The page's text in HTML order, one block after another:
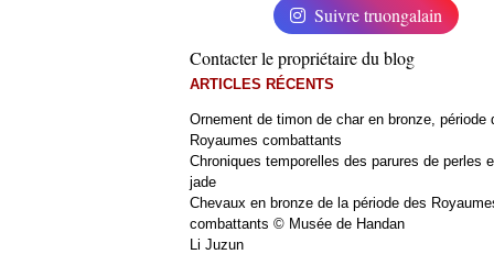
Suivre truongalain
Contacter le propriétaire du blog
ARTICLES RÉCENTS
Ornement de timon de char en bronze, période
Royaumes combattants
Chroniques temporelles des parures de perles
jade
Chevaux en bronze de la période des
combattants © Musée de Handan
Li Juzun